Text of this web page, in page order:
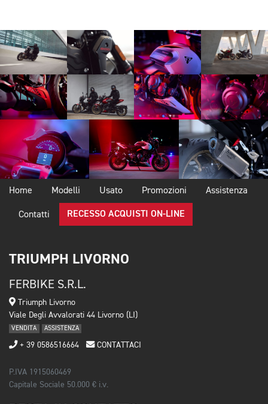
Home Modelli Usato Promozioni Assistenza
Contatti RECESSO ACQUISTI ON-LINE
TRIUMPH LIVORNO
FERBIKE S.R.L.
Triumph Livorno
Viale Degli Avvalorati 44 Livorno (LI)
VENDITA ASSISTENZA
+ 39 0586516664 CONTATTACI
P.IVA 1915060469
Capitale Sociale 50.000 € i.v.